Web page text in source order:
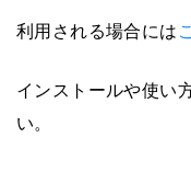
利用される場合には
インストールや使い
い。